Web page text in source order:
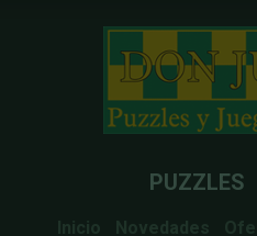
PUZZLES
Inicio Novedades